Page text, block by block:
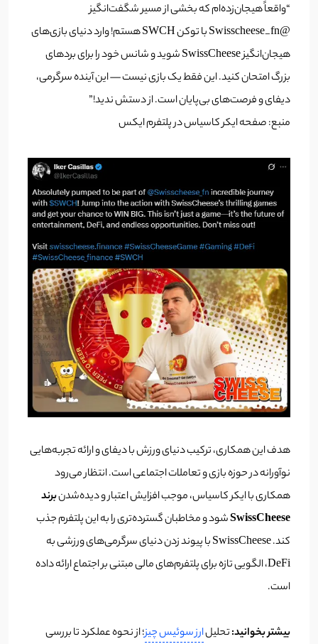
“واقعاً هیجان‌زده‌ام که بخشی از مسیر شگفت‌انگیز
@Swisscheese_fn با توکن SWCH هستم! وارد دنیای بازی‌های
هیجان‌انگیز SwissCheese شوید و شانس خود را برای بردهای
بزرگ امتحان کنید. این فقط یک بازی نیست — این آینده سرگرمی،
دیفای و فرصت‌های بی‌پایان است. از دستش ندید!”
منبع: صفحه ایکر کاسیاس در پلتفرم ایکس
هدف این همکاری، ترکیب دنیای ورزش با دیفای و ارائه تجربه‌هایی
نوآورانه در حوزه بازی و تعاملات اجتماعی است. انتظار می‌رود
همکاری با ایکر کاسیاس، موجب افزایش اعتبار و دیده‌شدنبرند
SwissCheeseشود و مخاطبان گسترده‌تری را به این پلتفرم جذب
کند. SwissCheese با پیوند زدن دنیای سرگرمی‌های ورزشی به
DeFi، الگویی تازه برای پلتفرم‌های مالی مبتنی بر اجتماع ارائه داده
است.
بیشتر بخوانید:تحلیلارز سوئیس چیز؛ از نحوه عملکرد تا بررسی